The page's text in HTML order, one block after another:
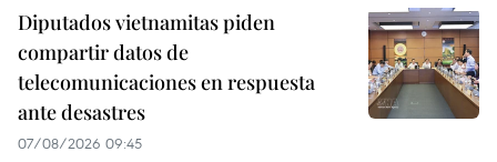
Diputados vietnamitas piden
compartir datos de
telecomunicaciones en respuesta
ante desastres
07/08/2026 09:45